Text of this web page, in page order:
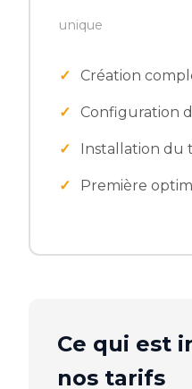
unique
Création
Configuration
Installation du
Première
Ce qui est
nos tarifs